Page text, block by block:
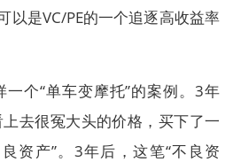
以是VC/PE的一个追逐高收益率
个“单车变摩托”的案例。3年
去很冤大头的价格，买下了一
资产”。3年后，这笔“不良资